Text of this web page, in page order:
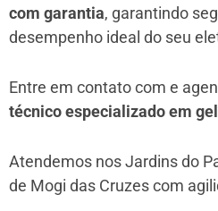
com garantia, garantindo
desempenho ideal do seu
Entre em contato com e
técnico especializado em
Atendemos nos Jardins do
de Mogi das Cruzescom